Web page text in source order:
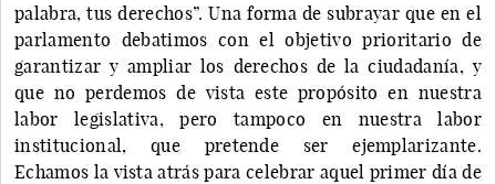
palabra, tus derechos”. Una forma de subrayar que en el
parlamento debatimos con el objetivo prioritario de
garantizar y ampliar los derechos de la ciudadanía, y
que no perdemos de vista este propósito en nuestra
labor legislativa, pero tampoco en nuestra labor
institucional, que pretende ser ejemplarizante.
Echamos la vista atrás para celebrar aquel primer día de